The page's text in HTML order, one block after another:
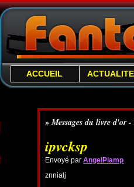
ACCUEIL
» Messages du livre d'or -
ipvcksp
Envoyé parAngelPlamp
znnialj